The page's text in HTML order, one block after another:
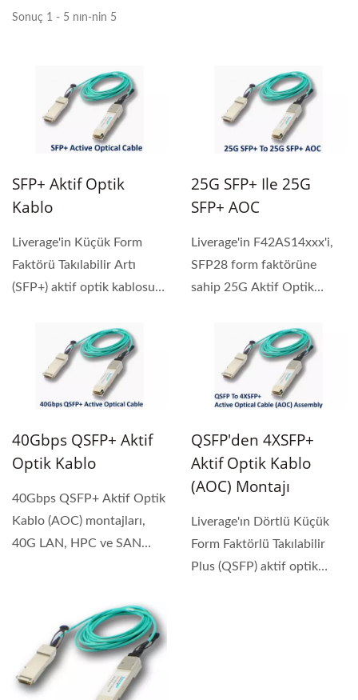
Sonuç 1 - 5 nın-nin 5
SFP+ Aktif Optik
Kablo
Liverage'in Küçük Form
Faktörü Takılabilir Artı
(SFP+) aktif optik kablosu
25G SFP+ Ile 25G
SFP+ AOC
Liverage'in F42AS14xxx'i,
SFP28 form faktörüne
sahip 25G Aktif Optik
40Gbps QSFP+ Aktif
Optik Kablo
40Gbps QSFP+ Aktif Optik
Kablo (AOC) montajları,
40G LAN, HPC ve SAN
QSFP'den 4XSFP+
Aktif Optik Kablo
(AOC) Montajı
Liverage'ın Dörtlü Küçük
Form Faktörlü Takılabilir
Plus (QSFP) aktif optik